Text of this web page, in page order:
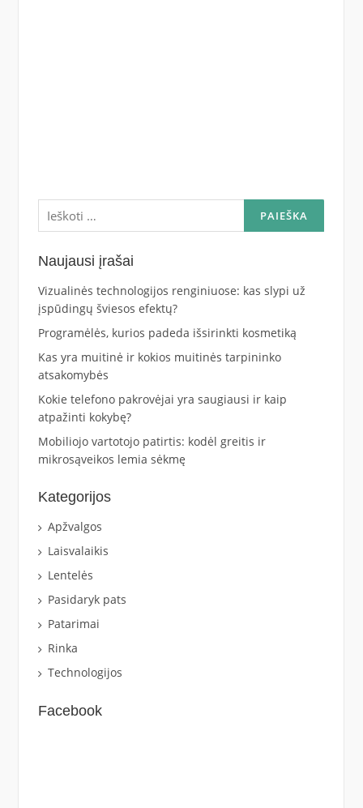
Ieškoti:
Naujausi įrašai
Vizualinės technologijos renginiuose: kas slypi už
įspūdingų šviesos efektų?
Programėlės, kurios padeda išsirinkti kosmetiką
Kas yra muitinė ir kokios muitinės tarpininko
atsakomybės
Kokie telefono pakrovėjai yra saugiausi ir kaip
atpažinti kokybę?
Mobiliojo vartotojo patirtis: kodėl greitis ir
mikrosąveikos lemia sėkmę
Kategorijos
Apžvalgos
Laisvalaikis
Lentelės
Pasidaryk pats
Patarimai
Rinka
Technologijos
Facebook